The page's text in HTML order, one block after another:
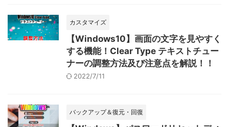
カスタマイズ
【Windows10】画面の文字を見やすく
する機能！Clear Type テキストチュー
ナーの調整方法及び注意点を解説！！
2022/7/11
バックアップ＆復元・回復